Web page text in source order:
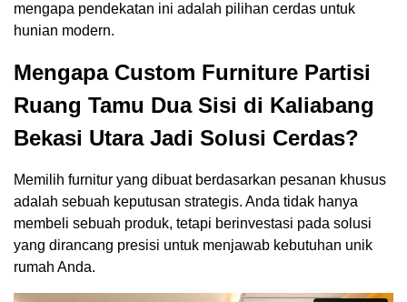
mengapa pendekatan ini adalah pilihan cerdas untuk
hunian modern.
Mengapa Custom Furniture Partisi
Ruang Tamu Dua Sisi di Kaliabang
Bekasi Utara Jadi Solusi Cerdas?
Memilih furnitur yang dibuat berdasarkan pesanan khusus
adalah sebuah keputusan strategis. Anda tidak hanya
membeli sebuah produk, tetapi berinvestasi pada solusi
yang dirancang presisi untuk menjawab kebutuhan unik
rumah Anda.